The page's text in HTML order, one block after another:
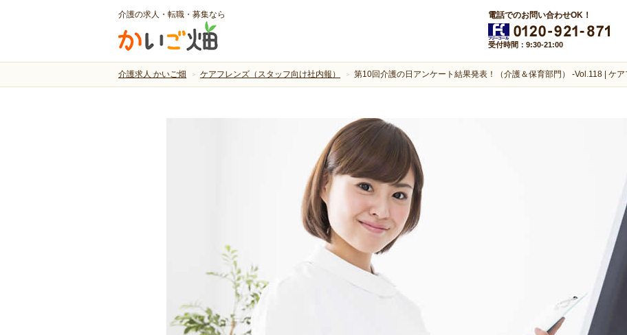
介護の求人・転職・募集なら 電話でのお問い合わせOK！
受付時間：9:30-21:00
介護求人 かいご畑 ケアフレンズ（スタッフ向け社内報） 第10回介護の日アンケート結果発表！（介護＆保育部門） -Vol.118 | ケア